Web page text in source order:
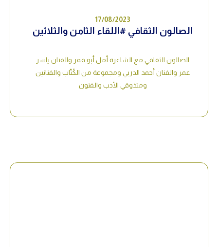
17/08/2023
الصالون الثقافي #اللقاء الثامن والثلاثين
الصالون الثقافي مع الشاعرة أمل أبو قمر والفنان ياسر
عمر والفنان أحمد الدربي ومجموعة من الكُتّاب والفنانين
ومتذوقي الأدب والفنون